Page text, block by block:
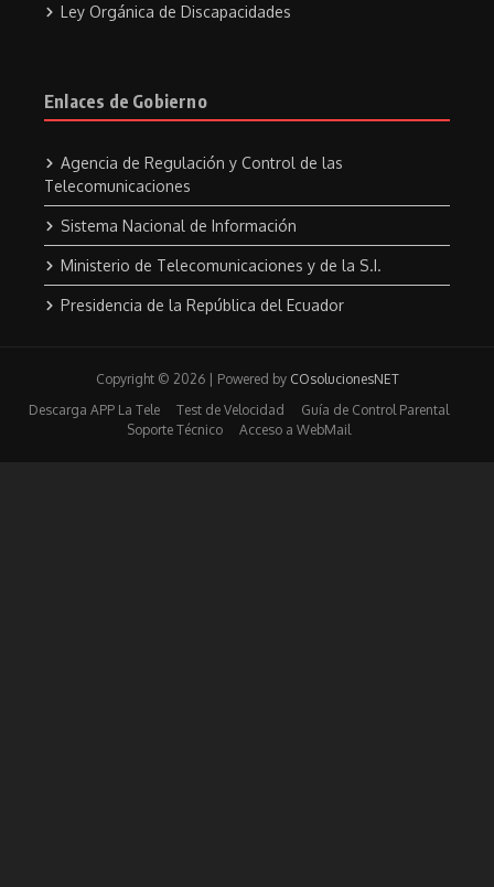
Ley Orgánica de Discapacidades
Enlaces de Gobierno
Agencia de Regulación y Control de las
Telecomunicaciones
Sistema Nacional de Información
Ministerio de Telecomunicaciones y de la S.I.
Presidencia de la República del Ecuador
Copyright © 2026 | Powered by COsolucionesNET
Descarga APP La Tele
Test de Velocidad
Guía de Control Parental
Soporte Técnico
Acceso a WebMail